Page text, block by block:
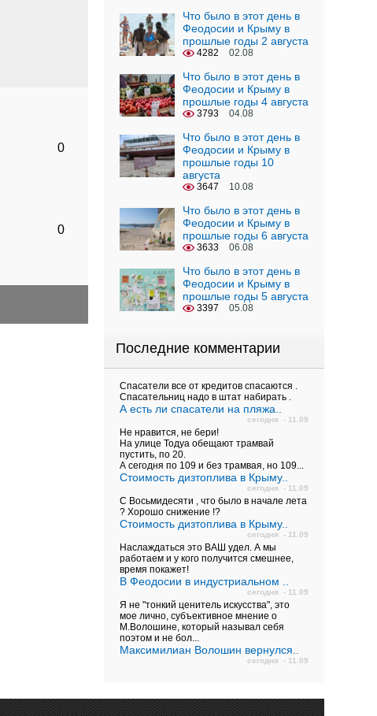
0
0
Что было в этот день в
Феодосии и Крыму в
прошлые годы 2 августа
4282 02.08
Что было в этот день в
Феодосии и Крыму в
прошлые годы 4 августа
3793 04.08
Что было в этот день в
Феодосии и Крыму в
прошлые годы 10
августа
3647 10.08
Что было в этот день в
Феодосии и Крыму в
прошлые годы 6 августа
3633 06.08
Что было в этот день в
Феодосии и Крыму в
прошлые годы 5 августа
3397 05.08
Последние комментарии
Спасатели все от кредитов спасаются .
Спасательниц надо в штат набирать .
А есть ли спасатели на пляжа..
сегодня - 11.09
Не нравится, не бери!
На улице Тодуа обещают трамвай
пустить, по 20.
А сегодня по 109 и без трамвая, но 109...
Стоимость дизтоплива в Крыму..
сегодня - 11.09
С Восьмидесяти , что было в начале лета
? Хорошо снижение !?
Стоимость дизтоплива в Крыму..
сегодня - 11.09
Наслаждаться это ВАШ удел. А мы
работаем и у кого получится смешнее,
время покажет!
В Феодосии в индустриальном ..
сегодня - 11.09
Я не "тонкий ценитель искусства", это
мое лично, субъективное мнение о
М.Волошине, который называл себя
поэтом и не бол...
Максимилиан Волошин вернулся..
сегодня - 11.09